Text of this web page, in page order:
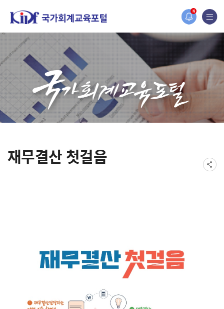
N
홈페이지가 새롭게 개편되었습니다.
한국조세재정연구원홈페이지가 새롭게 개설되었습니다.
재무결산 첫걸음